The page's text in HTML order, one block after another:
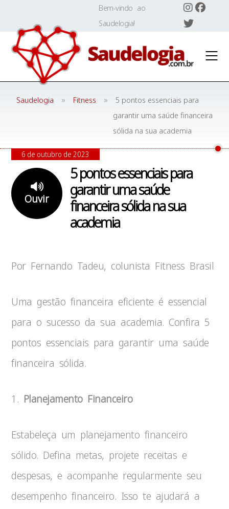
content
Bem-vindo ao
Saudelogia!
Saudelogia » Fitness »
5 pontos essenciais para
garantir uma saúde financeira
sólida na sua academia
5 pontos essenciais para
garantir uma saúde
financeira sólida na sua
academia
Ouvir
6 de outubro de 2023
Por Fernando Tadeu, colunista Fitness Brasil
Uma gestão financeira eficiente é essencial
para o sucesso da sua academia. Confira 5
pontos essenciais para garantir uma saúde
financeira sólida.
1. Planejamento Financeiro
Estabeleça um planejamento financeiro
sólido. Defina metas, projete receitas e
despesas, e acompanhe regularmente seu
desempenho financeiro. Isso te ajudará a